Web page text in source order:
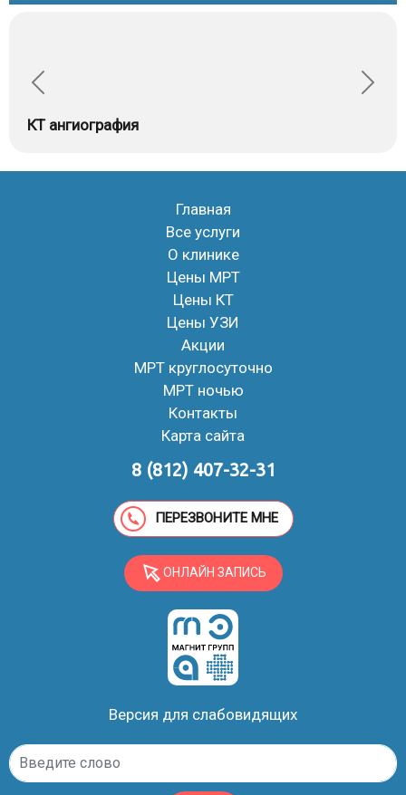
КТ ангиография
Главная
Все услуги
О клинике
Цены МРТ
Цены КТ
Цены УЗИ
Акции
МРТ круглосуточно
МРТ ночью
Контакты
Карта сайта
8 (812) 407-32-31
ПЕРЕЗВОНИТЕ МНЕ
ОНЛАЙН ЗАПИСЬ
Версия для слабовидящих